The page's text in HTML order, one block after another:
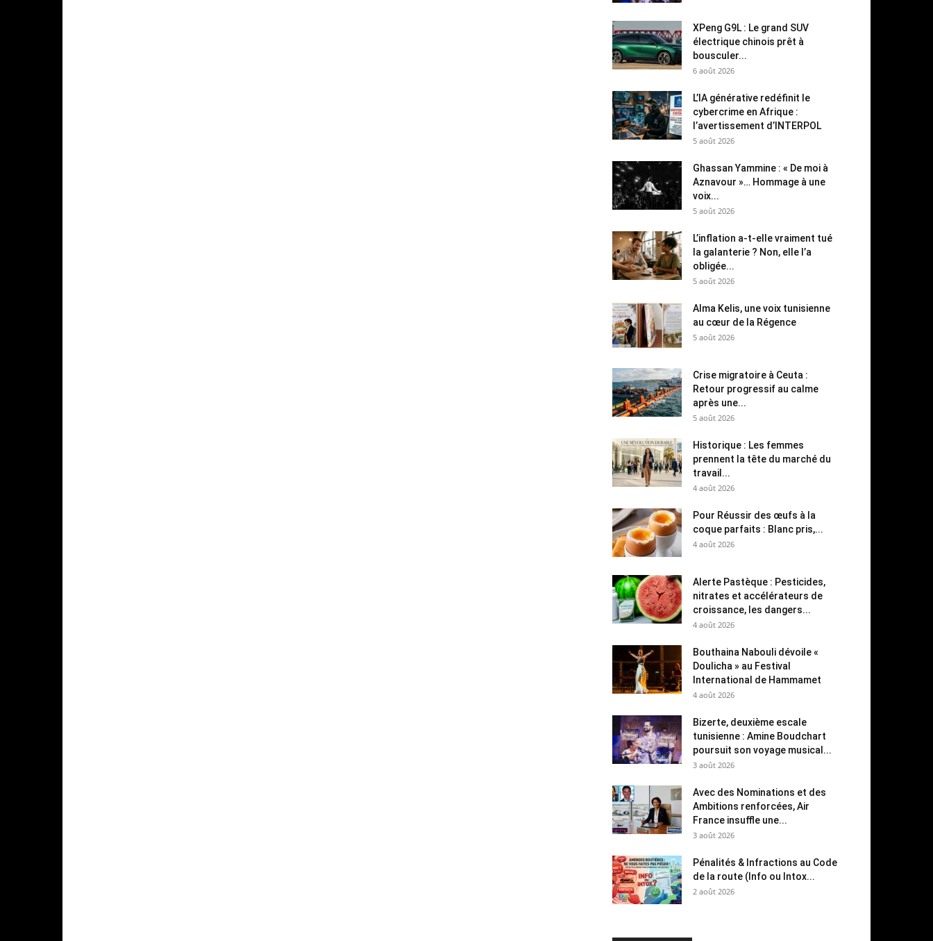
XPeng G9L : Le grand SUV
électrique chinois prêt à
bousculer...
6 août 2026
L’IA générative redéfinit le
cybercrime en Afrique :
l’avertissement d’INTERPOL
5 août 2026
Ghassan Yammine : « De moi à
Aznavour »… Hommage à une
voix...
5 août 2026
L’inflation a-t-elle vraiment tué
la galanterie ? Non, elle l’a
obligée...
5 août 2026
Alma Kelis, une voix tunisienne
au cœur de la Régence
5 août 2026
Crise migratoire à Ceuta :
Retour progressif au calme
après une...
5 août 2026
Historique : Les femmes
prennent la tête du marché du
travail...
4 août 2026
Pour Réussir des œufs à la
coque parfaits : Blanc pris,...
4 août 2026
Alerte Pastèque : Pesticides,
nitrates et accélérateurs de
croissance, les dangers...
4 août 2026
Bouthaina Nabouli dévoile «
Doulicha » au Festival
International de Hammamet
4 août 2026
Bizerte, deuxième escale
tunisienne : Amine Boudchart
poursuit son voyage musical...
3 août 2026
Avec des Nominations et des
Ambitions renforcées, Air
France insuffle une...
3 août 2026
Pénalités & Infractions au Code
de la route (Info ou Intox...
2 août 2026